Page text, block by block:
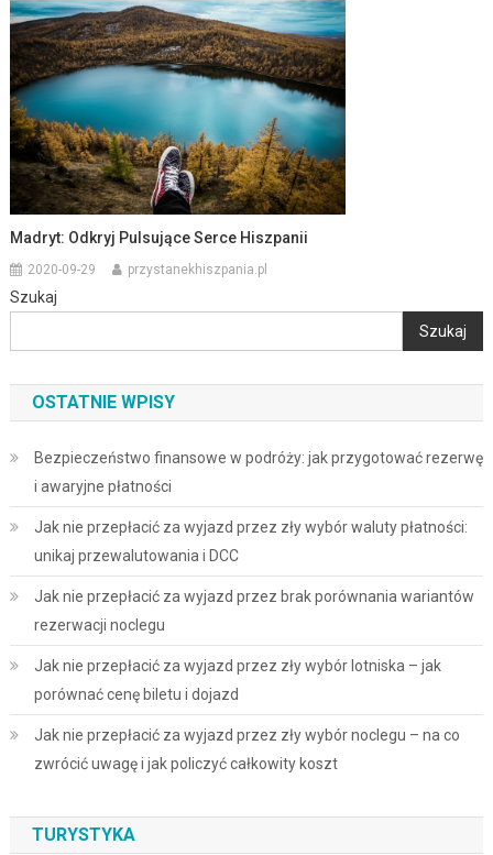
Madryt: Odkryj Pulsujące Serce Hiszpanii
2020-09-29 przystanekhiszpania.pl
Szukaj
Szukaj
OSTATNIE WPISY
Bezpieczeństwo finansowe w podróży: jak przygotować rezerwę
i awaryjne płatności
Jak nie przepłacić za wyjazd przez zły wybór waluty płatności:
unikaj przewalutowania i DCC
Jak nie przepłacić za wyjazd przez brak porównania wariantów
rezerwacji noclegu
Jak nie przepłacić za wyjazd przez zły wybór lotniska – jak
porównać cenę biletu i dojazd
Jak nie przepłacić za wyjazd przez zły wybór noclegu – na co
zwrócić uwagę i jak policzyć całkowity koszt
TURYSTYKA